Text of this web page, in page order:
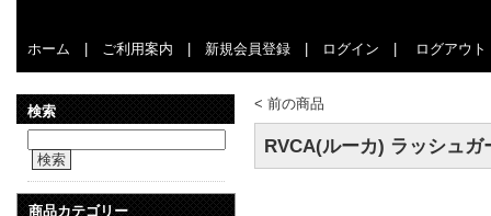
ホーム ご利用案内 新規会員登録 ログイン ログアウト
検索
検索
商品カテゴリー
< 前の商品
RVCA(ルーカ) ラッシュ